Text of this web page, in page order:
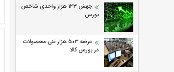
جهش ۱۲۳ هزار واحدی شاخص
بورس
عرضه ۵۰۳ هزار تنی محصولات
در بورس کالا